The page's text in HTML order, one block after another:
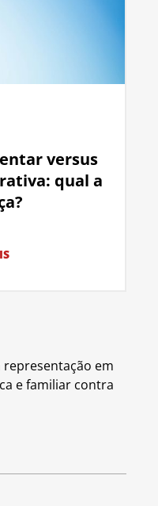
versus
qual a
em
e familiar contra